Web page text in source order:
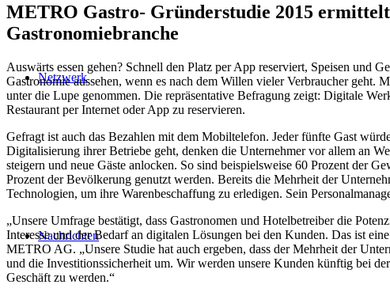
Netzwerk
Nachrichten
METRO Gastro- Gründerstudie 2015
Gastronomiebranche
Auswärts essen gehen? Schnell den Platz per App reserviert, Speisen und
Gastronomie aussehen, wenn es nach dem Willen vieler Verbraucher
unter die Lupe genommen. Die repräsentative Befragung zeigt: Digitale
Restaurant per Internet oder App zu reservieren.
Gefragt ist auch das Bezahlen mit dem Mobiltelefon. Jeder fünfte Gast
Digitalisierung ihrer Betriebe geht, denken die Unternehmer vor allem an
steigern und neue Gäste anlocken. So sind beispielsweise 60 Prozent der
Prozent der Bevölkerung genutzt werden. Bereits die Mehrheit der
Technologien, um ihre Warenbeschaffung zu erledigen. Sein
„Unsere Umfrage bestätigt, dass Gastronomen und Hotelbetreiber die
Interesse und der Bedarf an digitalen Lösungen bei den Kunden. Das ist
METRO AG. „Unsere Studie hat auch ergeben, dass der Mehrheit der
und die Investitionssicherheit um. Wir werden unsere Kunden künftig bei
Geschäft zu werden.“